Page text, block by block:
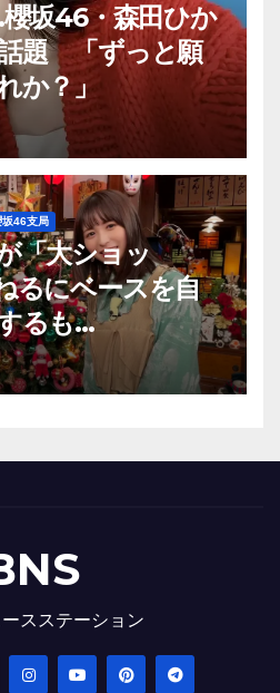
坂46・森田ひか
題 「ずっと願
か？」
坂46支局
「大ショッ
にベースを自
るも…
スステーション